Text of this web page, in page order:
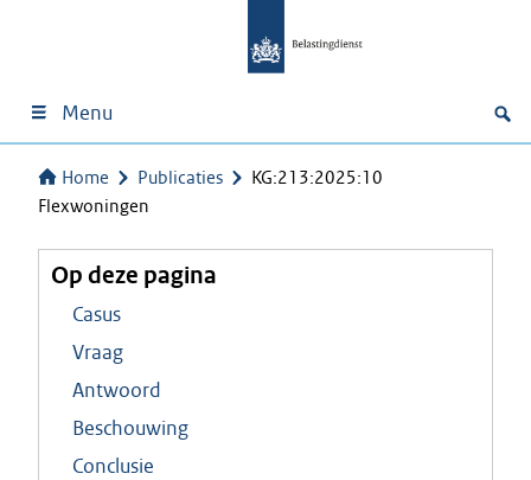
Menu
Home Publicaties
KG:213:2025:10
Flexwoningen
Op deze pagina
Casus
Vraag
Antwoord
Beschouwing
Conclusie